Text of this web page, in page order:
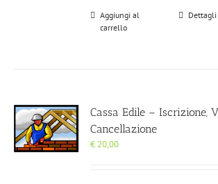
Aggiungi al
carrello
Dettagli
Cassa Edile – Iscrizione,
Cancellazione
€ 20,00